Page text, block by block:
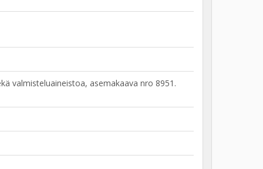
valmisteluaineistoa, asemakaava nro 8951.